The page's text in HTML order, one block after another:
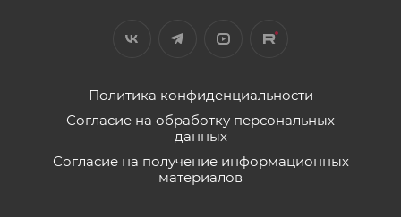
Политика конфиденциальности
Согласие на обработку персональных
данных
Согласие на получение информационных
материалов